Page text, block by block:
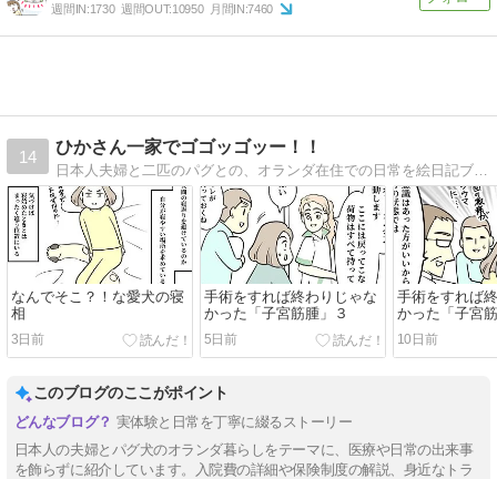
週間IN:1730 週間OUT:10950 月間IN:7460
14
ひかさん一家でゴゴッゴッー！！
日本人夫婦と二匹のパグとの、オランダ在住での日常を絵日記ブログで描いてます。
なんでそこ？！な愛犬の寝
相
3日前
手術をすれば終わりじゃな
かった「子宮筋腫」３
5日前
手術をすれば
かった「子宮
10日前
このブログのここがポイント
実体験と日常を丁寧に綴るストーリー
日本人の夫婦とパグ犬のオランダ暮らしをテーマに、医療や日常の出来事
を飾らずに紹介しています。入院費の詳細や保険制度の解説、身近なトラ